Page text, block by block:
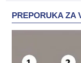
PREPORUKA ZA